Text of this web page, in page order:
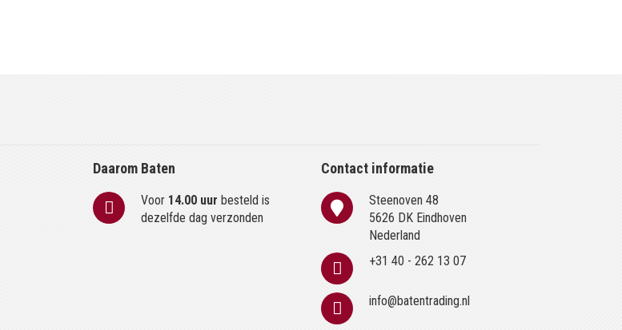
Daarom Baten
Voor 14.00 uur besteld is
dezelfde dag verzonden
Contact informatie
Steenoven 48
5626 DK Eindhoven
Nederland
+31 40 - 262 13 07
info@batentrading.nl